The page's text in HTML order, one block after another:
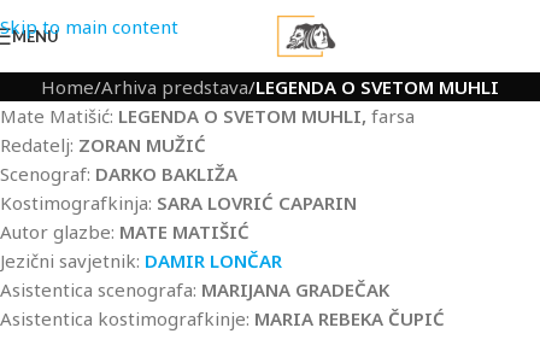
Skip to main content
MENU
Home/Arhiva predstava/LEGENDA O SVETOM MUHLI
Mate Matišić: LEGENDA O SVETOM MUHLI, farsa
Redatelj: ZORAN MUŽIĆ
Scenograf: DARKO BAKLIŽA
Kostimografkinja: SARA LOVRIĆ CAPARIN
Autor glazbe: MATE MATIŠIĆ
Jezični savjetnik: DAMIR LONČAR
Asistentica scenografa: MARIJANA GRADEČAK
Asistentica kostimografkinje: MARIA REBEKA ČUPIĆ